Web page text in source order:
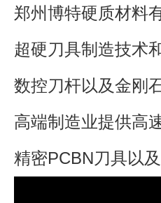
郑州博特硬质材料
超硬刀具制造技术
数控刀杆以及金刚
高端制造业提供高
精密PCBN刀具以